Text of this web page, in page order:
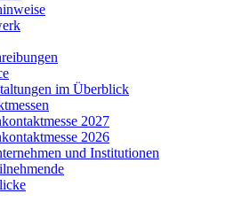
im Überblick
2027
2026
und Institutionen